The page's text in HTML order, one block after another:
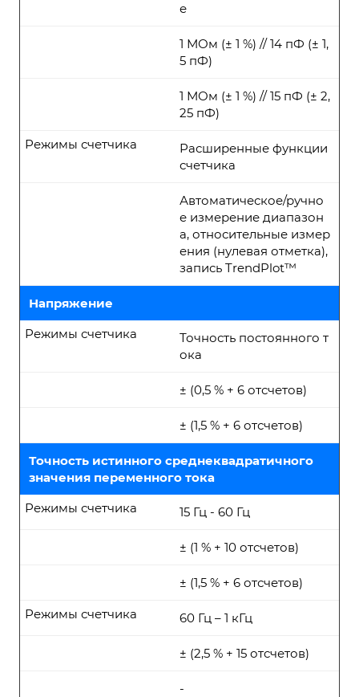
е
1 МОм (± 1 %) // 14 пФ (± 1,
5 пФ)
1 МОм (± 1 %) // 15 пФ (± 2,
25 пФ)
Расширенные функции
счетчика
Режимы счетчика
Автоматическое/ручно
е измерение диапазон
а, относительные измер
ения (нулевая отметка),
запись TrendPlot™
Напряжение
Точность постоянного т
ока
Режимы счетчика
± (0,5 % + 6 отсчетов)
± (1,5 % + 6 отсчетов)
Точность истинного среднеквадратичного
значения переменного тока
15 Гц - 60 Гц
Режимы счетчика
± (1 % + 10 отсчетов)
± (1,5 % + 6 отсчетов)
60 Гц – 1 кГц
Режимы счетчика
± (2,5 % + 15 отсчетов)
-